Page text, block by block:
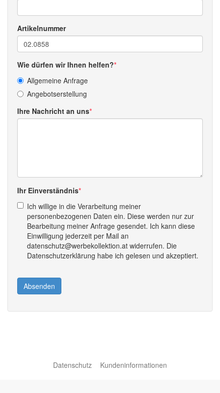
Artikelnummer
Wie dürfen wir Ihnen helfen?
Allgemeine Anfrage
Angebotserstellung
Ihre Nachricht an uns
Ihr Einverständnis
Ich willige in die Verarbeitung meiner
personenbezogenen Daten ein. Diese werden nur zur
Bearbeitung meiner Anfrage gesendet. Ich kann diese
Einwilligung jederzeit per Mail an
datenschutz@werbekollektion.at widerrufen. Die
Datenschutzerklärung habe ich gelesen und akzeptiert.
Absenden
Datenschutz Kundeninformationen